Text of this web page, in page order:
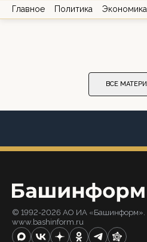
Главное Политика Экономика
ВСЕ
© 1992-2026 АО ИА «Башинформ».
www.bashinform.ru